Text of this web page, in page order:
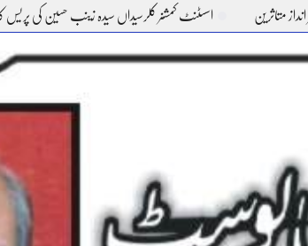
اسسٹنٹ کمشنر کلرسیداں سیدہ زینب حسین کی پریس کانفرنس